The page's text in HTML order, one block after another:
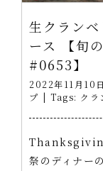
生クラン
ース 【旬
#0653】
2022年11月10日
プ | Tags: クラ
祭のディナー